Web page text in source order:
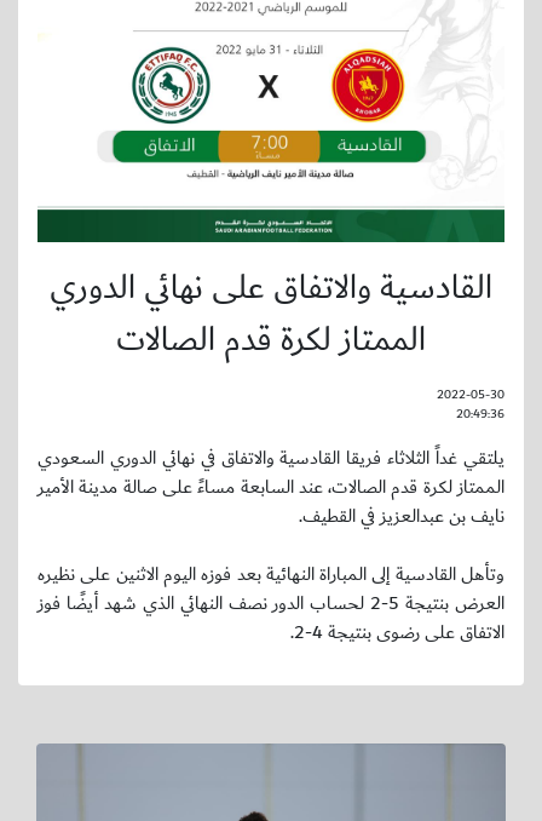
القادسية والاتفاق على نهائي الدوري
الممتاز لكرة قدم الصالات
2022-05-30
20:49:36
يلتقي غداً الثلاثاء فريقا القادسية والاتفاق في نهائي الدوري السعودي
الممتاز لكرة قدم الصالات، عند السابعة مساءً على صالة مدينة الأمير
نايف بن عبدالعزيز في القطيف.
وتأهل القادسية إلى المباراة النهائية بعد فوزه اليوم الاثنين على نظيره
العرض بنتيجة 5-2 لحساب الدور نصف النهائي الذي شهد أيضًا فوز
الاتفاق على رضوى بنتيجة 4-2.